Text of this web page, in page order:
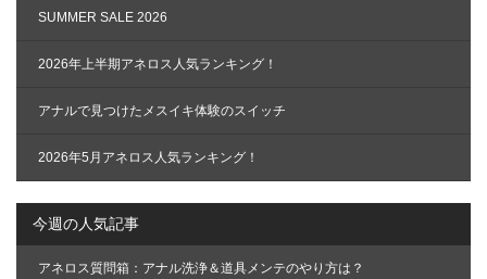
SUMMER SALE 2026
2026年上半期アネロス人気ランキング！
アナルで見つけたメスイキ体験のスイッチ
2026年5月アネロス人気ランキング！
今週の人気記事
アネロス質問箱：アナル洗浄＆道具メンテのやり方は？